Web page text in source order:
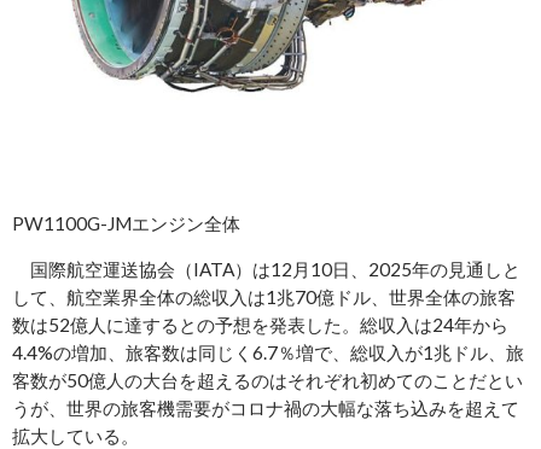
PW1100G-JMエンジン全体
国際航空運送協会（IATA）は12月10日、2025年の見通しと
して、航空業界全体の総収入は1兆70億ドル、世界全体の旅客
数は52億人に達するとの予想を発表した。総収入は24年から
4.4%の増加、旅客数は同じく6.7％増で、総収入が1兆ドル、旅
客数が50億人の大台を超えるのはそれぞれ初めてのことだとい
うが、世界の旅客機需要がコロナ禍の大幅な落ち込みを超えて
拡大している。